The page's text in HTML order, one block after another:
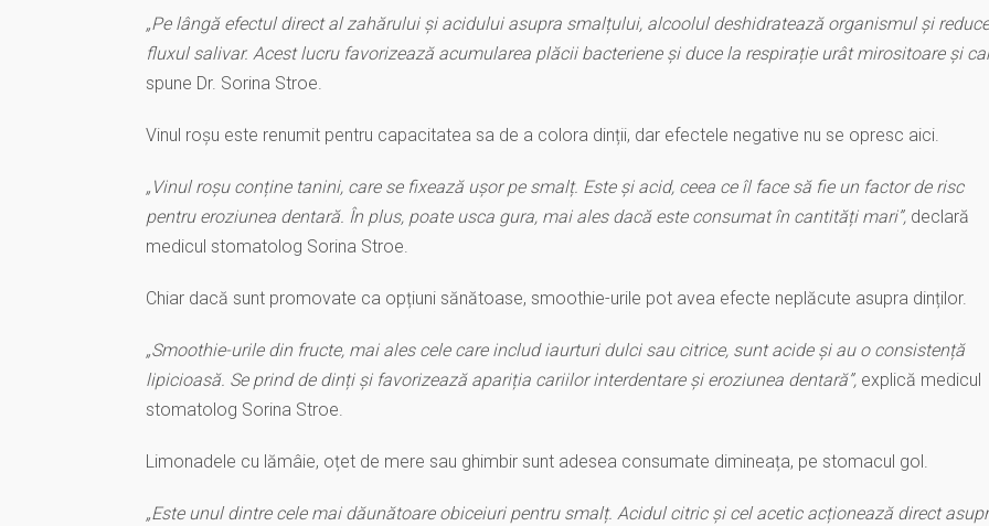
„Pe lângă efectul direct al zahărului și acidului asupra smalțului, alcoolul deshidratează organismul și reduce
fluxul salivar. Acest lucru favorizează acumularea plăcii bacteriene și duce la respirație urât mirositoare și
spune Dr. Sorina Stroe.
Vinul roșu este renumit pentru capacitatea sa de a colora dinții, dar efectele negative nu se opresc aici.
„Vinul roșu conține tanini, care se fixează ușor pe smalț. Este și acid, ceea ce îl face să fie un factor de risc
pentru eroziunea dentară. În plus, poate usca gura, mai ales dacă este consumat în cantități mari”, declară
medicul stomatolog Sorina Stroe.
Chiar dacă sunt promovate ca opțiuni sănătoase, smoothie-urile pot avea efecte neplăcute asupra dinților.
„Smoothie-urile din fructe, mai ales cele care includ iaurturi dulci sau citrice, sunt acide și au o consistență
lipicioasă. Se prind de dinți și favorizează apariția cariilor interdentare și eroziunea dentară”, explică medicul
stomatolog Sorina Stroe.
Limonadele cu lămâie, oțet de mere sau ghimbir sunt adesea consumate dimineața, pe stomacul gol.
„Este unul dintre cele mai dăunătoare obiceiuri pentru smalț. Acidul citric și cel acetic acționează direct